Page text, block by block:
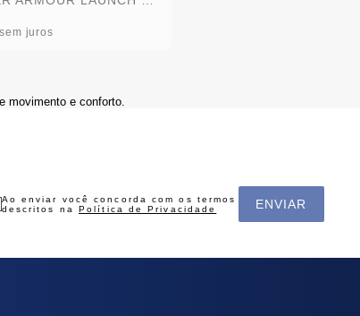
sem juros
movimento e conforto.
ENVIAR
Ao enviar você concorda com os termos
descritos na Política de Privacidade